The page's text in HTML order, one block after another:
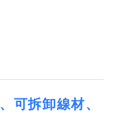
拆卸線材、